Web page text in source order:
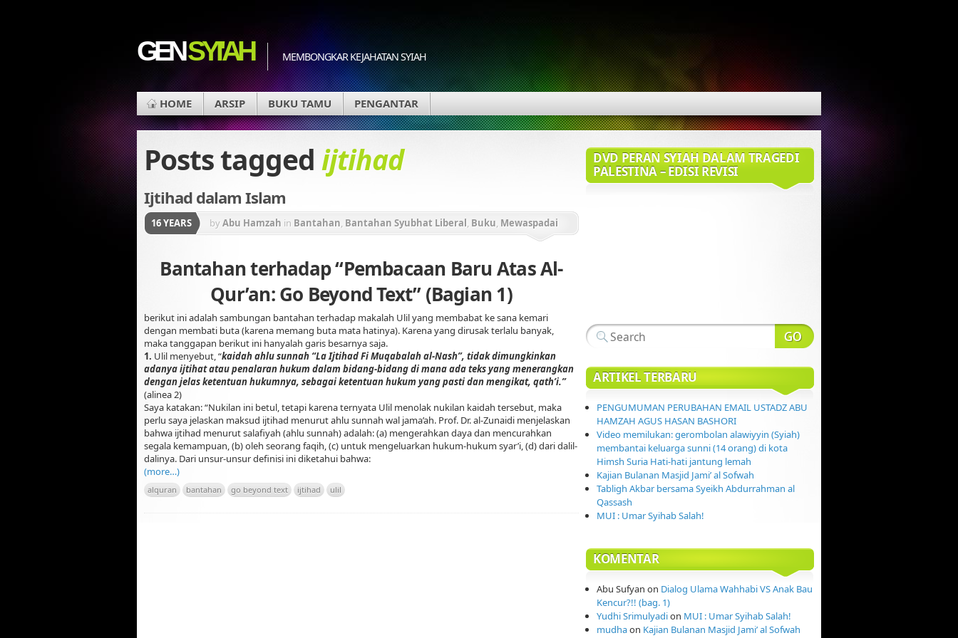
GENSYI'AH MEMBONGKAR KEJAHATAN SYIAH
HOME ARSIP BUKU TAMU PENGANTAR
Posts tagged ijtihad
Ijtihad dalam Islam
16 YEARS byAbu Hamzah in Bantahan, Bantahan Syubhat Liberal, Buku, Mewaspadai
Bantahan terhadap “Pembacaan Baru Atas Al-
Qur’an: Go Beyond Text” (Bagian 1)
berikut ini adalah sambungan bantahan terhadap makalah Ulil yang membabat ke sana kemari
dengan membati buta (karena memang buta mata hatinya). Karena yang dirusak terlalu banyak,
maka tanggapan berikut ini hanyalah garis besarnya saja.
1. Ulil menyebut, “kaidah ahlu sunnah “La Ijtihad Fi Muqabalah al-Nash”, tidak dimungkinkan
adanya ijtihat atau penalaran hukum dalam bidang-bidang di mana ada teks yang menerangkan
dengan jelas ketentuan hukumnya, sebagai ketentuan hukum yang pasti dan mengikat, qath’i.”
(alinea 2)
Saya katakan: “Nukilan ini betul, tetapi karena ternyata Ulil menolak nukilan kaidah tersebut, maka
perlu saya jelaskan maksud ijtihad menurut ahlu sunnah wal jama’ah. Prof. Dr. al-Zunaidi menjelaskan
bahwa ijtihad menurut salafiyah (ahlu sunnah) adalah: (a) mengerahkan daya dan mencurahkan
segala kemampuan, (b) oleh seorang faqih, (c) untuk mengeluarkan hukum-hukum syar’i, (d) dari dalil-
dalinya. Dari unsur-unsur definisi ini diketahui bahwa:
(more…)
alquran bantahan go beyond text ijtihad ulil
DVD PERAN SYIAH DALAM TRAGEDI
PALESTINA – EDISI REVISI
ARTIKEL TERBARU
PENGUMUMAN PERUBAHAN EMAIL USTADZ ABU
HAMZAH AGUS HASAN BASHORI
Video memilukan: gerombolan alawiyyin (Syiah)
membantai keluarga sunni (14 orang) di kota
Himsh Suria Hati-hati jantung lemah
Kajian Bulanan Masjid Jami’ al Sofwah
Tabligh Akbar bersama Syeikh Abdurrahman al
Qassash
MUI : Umar Syihab Salah!
KOMENTAR
Abu Sufyan on Dialog Ulama Wahhabi VS Anak Bau
Kencur?!! (bag. 1)
Yudhi Srimulyadion MUI : Umar Syihab Salah!
mudhaon Kajian Bulanan Masjid Jami’ al Sofwah